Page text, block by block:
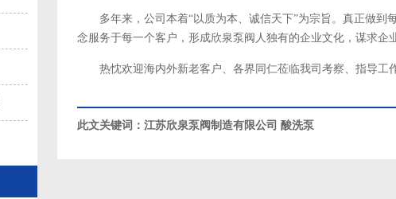
多年来，公司本着“以质为本、诚信天下”为宗旨。真正做
念服务于每一个客户，形成欣泉泵阀人独有的企业文化，谋求企
热忱欢迎海内外新老客户、各界同仁莅临我司考察、指导工
此文关键词： 江苏欣泉泵阀制造有限公司 酸洗泵